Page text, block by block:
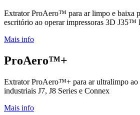
Extrator ProAero™ para ar limpo e baixa
escritório ao operar impressoras 3D
Mais info
ProAero™+
Extrator ProAero™+ para ar ultralimpo ao
industriais J7, J8 Series e Connex
Mais info